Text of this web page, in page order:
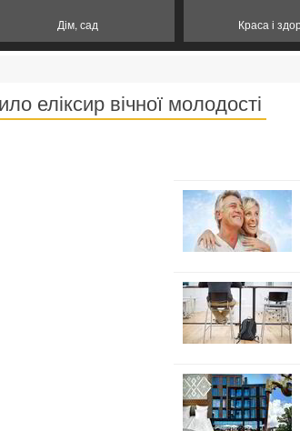
Дім, сад Краса і
еліксир вічної молодості